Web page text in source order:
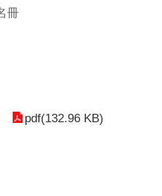
冊
pdf(132.96 KB)